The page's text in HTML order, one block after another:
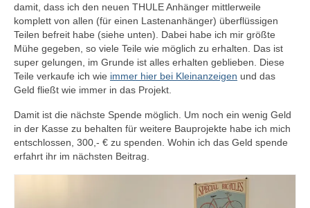
damit, dass ich den neuen THULE Anhänger mittlerweile
komplett von allen (für einen Lastenanhänger) überflüssigen
Teilen befreit habe (siehe unten). Dabei habe ich mir größte
Mühe gegeben, so viele Teile wie möglich zu erhalten. Das ist
super gelungen, im Grunde ist alles erhalten geblieben. Diese
Teile verkaufe ich wie immer hier bei Kleinanzeigen und das
Geld fließt wie immer in das Projekt.
Damit ist die nächste Spende möglich. Um noch ein wenig Geld
in der Kasse zu behalten für weitere Bauprojekte habe ich mich
entschlossen, 300,- € zu spenden. Wohin ich das Geld spende
erfahrt ihr im nächsten Beitrag.